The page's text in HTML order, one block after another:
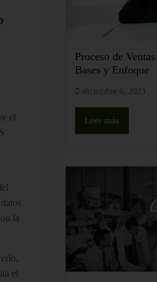
el
la
el
Proceso de
Bases y Enfoque
diciembre 6, 2023
Leer más